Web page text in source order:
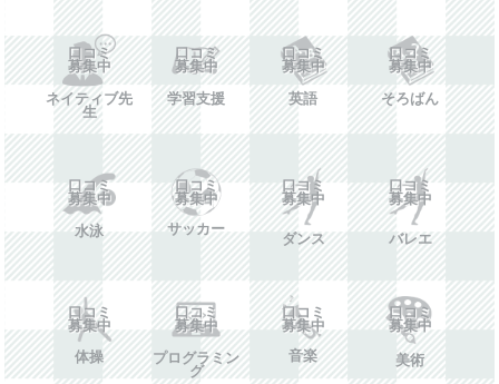
口コミ
募集中
ネイティブ先
生
口コミ
募集中
学習支援
口コミ
募集中
英語
口コミ
募集中
そろばん
口コミ
募集中
水泳
口コミ
募集中
サッカー
口コミ
募集中
ダンス
口コミ
募集中
バレエ
口コミ
募集中
体操
口コミ
募集中
プログラミン
グ
口コミ
募集中
音楽
口コミ
募集中
美術